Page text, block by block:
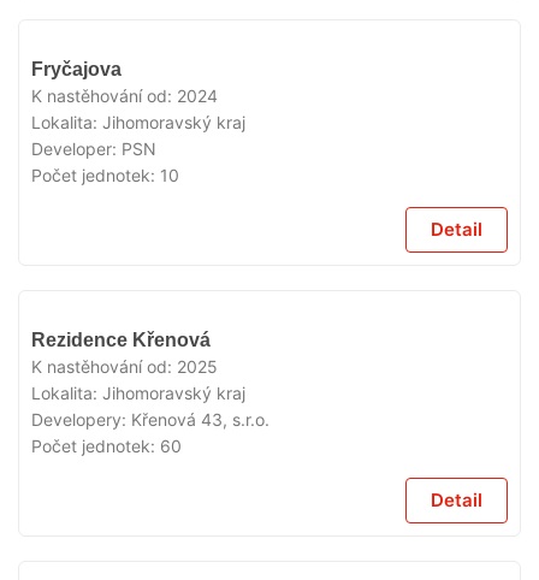
Fryčajova
K nastěhování od: 2024
Lokalita: Jihomoravský kraj
Developer: PSN
Počet jednotek: 10
Detail
Rezidence Křenová
K nastěhování od: 2025
Lokalita: Jihomoravský kraj
Developery: Křenová 43, s.r.o.
Počet jednotek: 60
Detail